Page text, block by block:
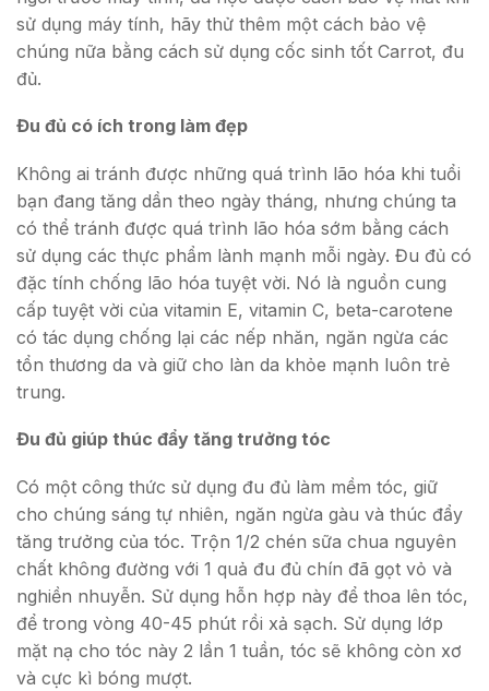
sử dụng máy tính, hãy thử thêm một cách bảo vệ
chúng nữa bằng cách sử dụng cốc sinh tốt Carrot, đu
đủ.
Đu đủ có ích trong làm đẹp
Không ai tránh được những quá trình lão hóa khi tuổi
bạn đang tăng dần theo ngày tháng, nhưng chúng ta
có thể tránh được quá trình lão hóa sớm bằng cách
sử dụng các thực phẩm lành mạnh mỗi ngày. Đu đủ có
đặc tính chống lão hóa tuyệt vời. Nó là nguồn cung
cấp tuyệt vời của vitamin E, vitamin C, beta-carotene
có tác dụng chống lại các nếp nhăn, ngăn ngừa các
tổn thương da và giữ cho làn da khỏe mạnh luôn trẻ
trung.
Đu đủ giúp thúc đẩy tăng trưởng tóc
Có một công thức sử dụng đu đủ làm mềm tóc, giữ
cho chúng sáng tự nhiên, ngăn ngừa gàu và thúc đẩy
tăng trưởng của tóc. Trộn 1/2 chén sữa chua nguyên
chất không đường với 1 quả đu đủ chín đã gọt vỏ và
nghiền nhuyễn. Sử dụng hỗn hợp này để thoa lên tóc,
để trong vòng 40-45 phút rồi xả sạch. Sử dụng lớp
mặt nạ cho tóc này 2 lần 1 tuần, tóc sẽ không còn xơ
và cực kì bóng mượt.